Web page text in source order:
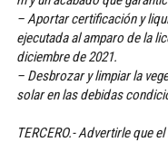
– Aportar certificación y
ejecutada al amparo de la
diciembre de 2021.
– Desbrozar y limpiar la
solar en las debidas
TERCERO.- Advertirle que